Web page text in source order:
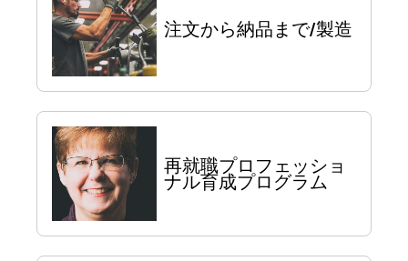
注文から納品まで/製造
再就職プロフェッショ
ナル育成プログラム